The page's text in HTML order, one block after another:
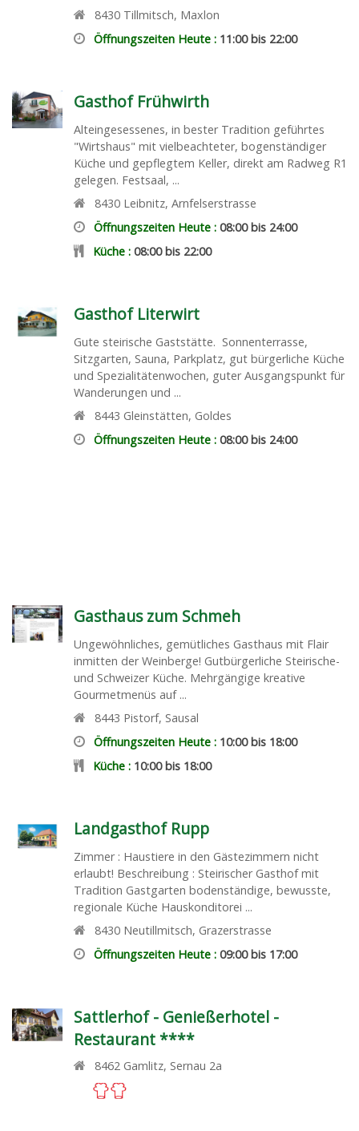
8430 Tillmitsch, Maxlon
Öffnungszeiten Heute : 11:00 bis 22:00
Gasthof Frühwirth
Alteingesessenes, in bester Tradition geführtes
"Wirtshaus" mit vielbeachteter, bogenständiger
Küche und gepflegtem Keller, direkt am Radweg R1
gelegen. Festsaal, ...
8430 Leibnitz,Arnfelserstrasse
Öffnungszeiten Heute :08:00 bis 24:00
Küche :08:00 bis 22:00
Gasthof Literwirt
Gute steirische Gaststätte. Sonnenterrasse,
Sitzgarten, Sauna, Parkplatz, gut bürgerliche Küche
und Spezialitätenwochen, guter Ausgangspunkt für
Wanderungen und ...
8443 Gleinstätten, Goldes
Öffnungszeiten Heute :08:00 bis 24:00
Gasthaus zum Schmeh
Ungewöhnliches, gemütliches Gasthaus mit Flair
inmitten der Weinberge! Gutbürgerliche Steirische-
und Schweizer Küche. Mehrgängige kreative
Gourmetmenüs auf ...
8443 Pistorf, Sausal
Öffnungszeiten Heute : 10:00 bis 18:00
Küche : 10:00 bis 18:00
Landgasthof Rupp
Zimmer : Haustiere in den Gästezimmern nicht
erlaubt! Beschreibung : Steirischer Gasthof mit
Tradition Gastgarten bodenständige, bewusste,
regionale Küche Hauskonditorei ...
8430 Neutillmitsch, Grazerstrasse
Öffnungszeiten Heute :09:00 bis 17:00
Sattlerhof - Genießerhotel -
Restaurant ****
8462 Gamlitz, Sernau 2a